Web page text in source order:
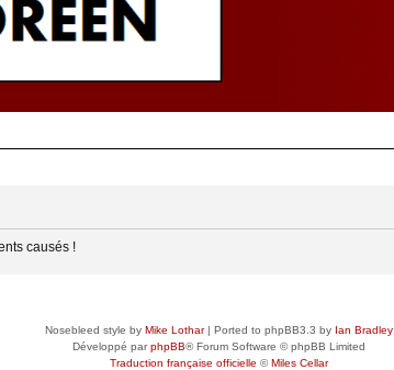
causés !
Nosebleed style by Mike Lothar| Ported to phpBB3.3 by Ian Bradley
Développé parphpBB® Forum Software © phpBB Limited
Traduction française officielle ©Miles Cellar